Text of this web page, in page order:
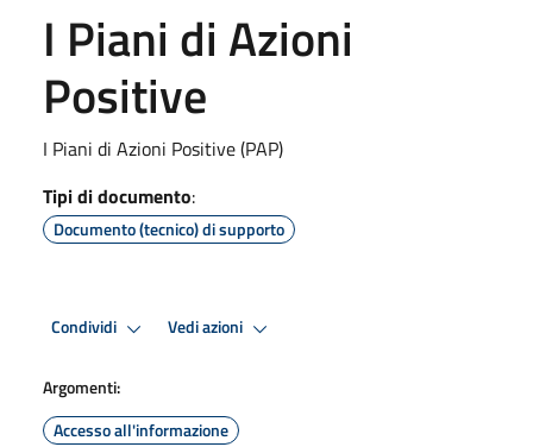
I Piani di Azioni
Positive
I Piani di Azioni Positive (PAP)
Tipi di documento:
Documento (tecnico) di supporto
Condividi Vedi azioni
Argomenti:
Accesso all'informazione